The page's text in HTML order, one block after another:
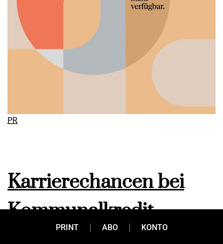
PR
Karrierechancen bei
Kommunalkredit
PRINT ABO KONTO